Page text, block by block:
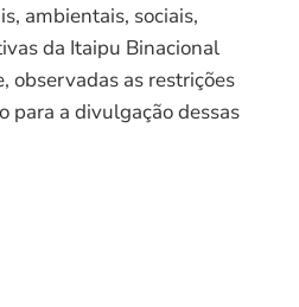
ambientais, sociais,
da Itaipu Binacional
observadas as restrições
para a divulgação dessas